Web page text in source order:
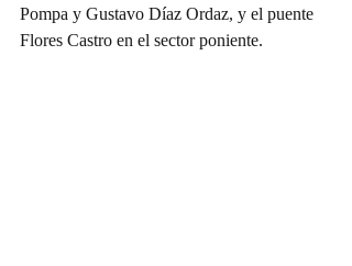
Pompa y Gustavo Díaz Ordaz, y el puente
Flores Castro en el sector poniente.